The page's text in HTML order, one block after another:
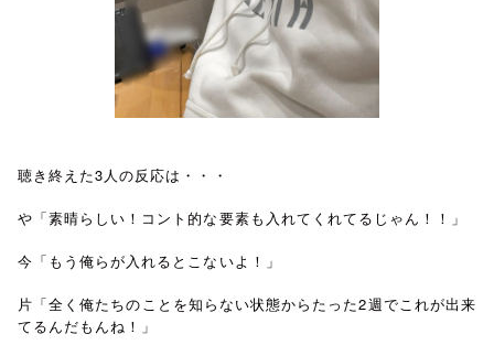
聴き終えた3人の反応は・・・
や「素晴らしい！コント的な要素も入れてくれてるじゃん！！」
今「もう俺らが入れるとこないよ！」
片「全く俺たちのことを知らない状態からたった2週でこれが出来
てるんだもんね！」